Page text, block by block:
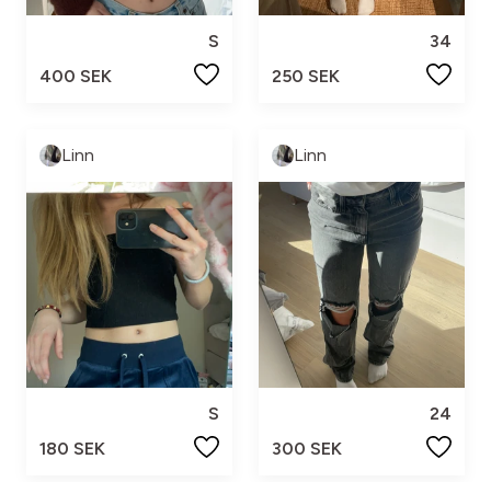
S
400 SEK
34
250 SEK
Linn
S
180 SEK
Linn
24
300 SEK